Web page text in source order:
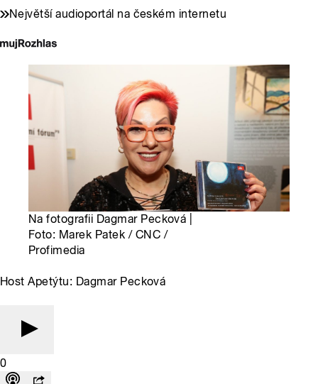
Největší audioportál na českém internetu
Na fotografii Dagmar Pecková |
Foto: Marek Patek / CNC /
Profimedia
Host Apetýtu: Dagmar Pecková
0